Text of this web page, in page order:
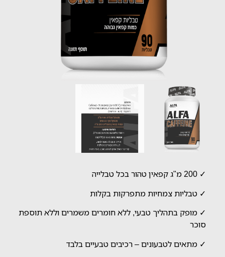
✓ 200 מ"ג קפאין טהור בכל טבלייה
✓ טבליות צמחיות מתפרקות בקלות
✓ מופק בתהליך טבעי, ללא חומרים משמרים וללא תוספת
סוכר
✓ מתאים לטבעונים – רכיבים טבעיים בלבד